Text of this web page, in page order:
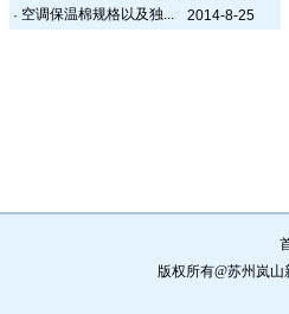
· 空调保温棉规格以及独... 2014-8-25
版权所有@苏州岚山